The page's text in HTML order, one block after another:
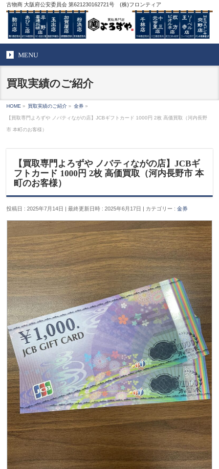
古物商 大阪府公安委員会 第621230162721号 (株)フロンティア
MENU
買取実績のご紹介
HOME » 買取実績のご紹介 » 金券 »
【買取専門よろずや ノバティながの店】JCBギフトカード 1000円 2枚 高価買取（河内長野
市 本町のお客様）
【買取専門よろずや ノバティながの店】JCBギ
フトカード 1000円 2枚 高価買取（河内長野市 本
町のお客様）
投稿日 : 2025年7月14日 最終更新日時 : 2025年6月17日 カテゴリー :金券